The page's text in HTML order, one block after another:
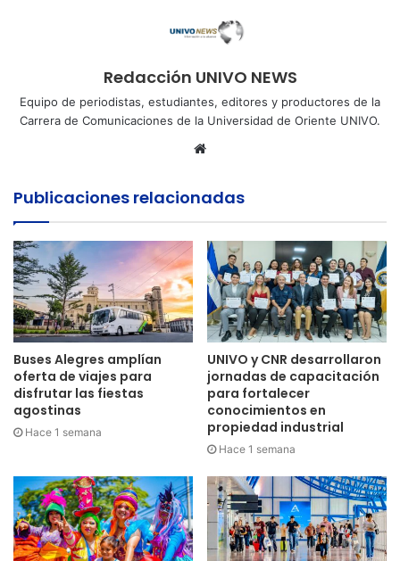
Redacción UNIVO NEWS
Equipo de periodistas, estudiantes, editores y productores de la
Carrera de Comunicaciones de la Universidad de Oriente UNIVO.
Sitio
Publicaciones relacionadas
Buses Alegres amplían
oferta de viajes para
disfrutar las fiestas
agostinas
Hace 1 semana
UNIVO y CNR desarrollaron
jornadas de capacitación
para fortalecer
conocimientos en
propiedad industrial
Hace 1 semana